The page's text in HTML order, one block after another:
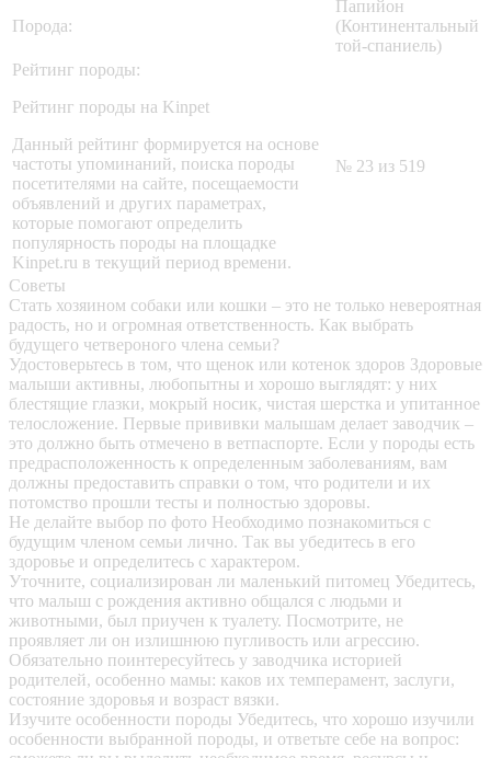
Порода:
Папийон
(Континентальный
той-спаниель)
Рейтинг породы:
Рейтинг породы на Kinpet
Данный рейтинг формируется на основе
частоты упоминаний, поиска породы
посетителями на сайте, посещаемости
объявлений и других параметрах,
которые помогают определить
популярность породы на площадке
Kinpet.ru в текущий период времени.
№ 23 из 519
Советы
Стать хозяином собаки или кошки – это не только невероятная
радость, но и огромная ответственность. Как выбрать
будущего четвероного члена семьи?
Удостоверьтесь в том, что щенок или котенок здоров Здоровые
малыши активны, любопытны и хорошо выглядят: у них
блестящие глазки, мокрый носик, чистая шерстка и упитанное
телосложение. Первые прививки малышам делает заводчик –
это должно быть отмечено в ветпаспорте. Если у породы есть
предрасположенность к определенным заболеваниям, вам
должны предоставить справки о том, что родители и их
потомство прошли тесты и полностью здоровы.
Не делайте выбор по фото Необходимо познакомиться с
будущим членом семьи лично. Так вы убедитесь в его
здоровье и определитесь с характером.
Уточните, социализирован ли маленький питомец Убедитесь,
что малыш с рождения активно общался с людьми и
животными, был приучен к туалету. Посмотрите, не
проявляет ли он излишнюю пугливость или агрессию.
Обязательно поинтересуйтесь у заводчика историей
родителей, особенно мамы: каков их темперамент, заслуги,
состояние здоровья и возраст вязки.
Изучите особенности породы Убедитесь, что хорошо изучили
особенности выбранной породы, и ответьте себе на вопрос: